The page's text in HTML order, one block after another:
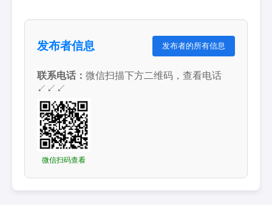
发布者信息 发布者的所有信息
联系电话： 微信扫描下方二维码，查看电话
↙↙↙
微信扫码查看